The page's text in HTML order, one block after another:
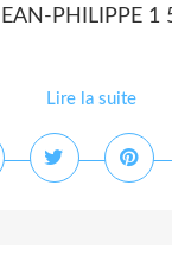
PHILIPPE 1
Lire la suite